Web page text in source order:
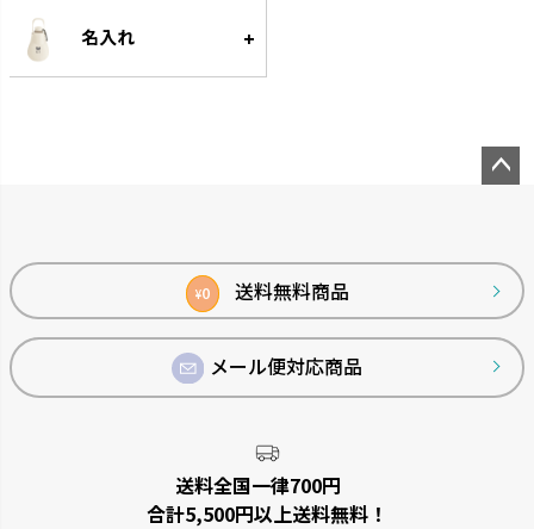
わけわけフリージング
作り置きに便利な離乳食用小分
け冷凍トレーです。
ベビーガード
家の中の危険から赤ちゃんを守
ります。
名入れ
¥0 送料無料商品
メール便対応商品
送料全国一律700円
合計5,500円以上送料無料！
ップ
へ